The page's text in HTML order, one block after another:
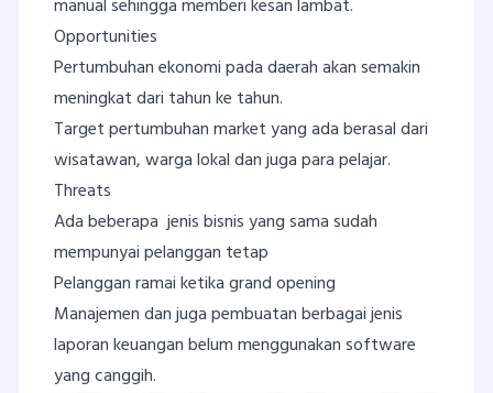
manual sehingga memberi kesan lambat.
Opportunities
Pertumbuhan ekonomi pada daerah akan semakin
meningkat dari tahun ke tahun.
Target pertumbuhan market yang ada berasal dari
wisatawan, warga lokal dan juga para pelajar.
Threats
Ada beberapa jenis bisnis yang sama sudah
mempunyai pelanggan tetap
Pelanggan ramai ketika grand opening
Manajemen dan juga pembuatan berbagai jenis
laporan keuangan belum menggunakan software
yang canggih.